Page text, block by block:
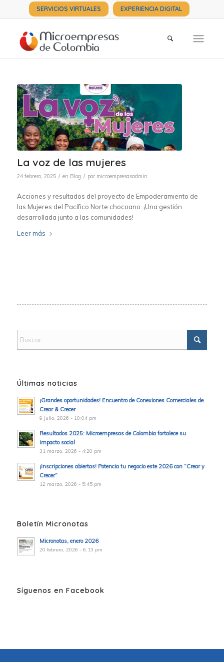
SERVICIOS VIRTUALES EXPERIENCIA DIGITAL
La voz de las mujeres
24 febrero, 2025 / en Blog / por microempresasadmin
Acciones y resultados del proyecto de Empoderamiento de
las Mujeres del Pacífico Norte chocoano. ¡Una gestión
desarrollada junto a las comunidades!
Leer más
Últimas noticias
¡Grandes oportunidades! Encuentro de Conexiones Comerciales de
Crear & Crecer
9 julio, 2026 - 10:04 pm
Resultados 2025: Microempresas de Colombia fortalece su
impacto social
31 marzo, 2026 - 4:20 pm
¡Inscripciones abiertas! Potencia tu negocio este 2026 con “Crear y
Crecer”
12 marzo, 2026 - 5:45 pm
Boletín Micronotas
Micronotas, enero 2026
20 febrero, 2026 - 6:13 pm
Síguenos en Facebook